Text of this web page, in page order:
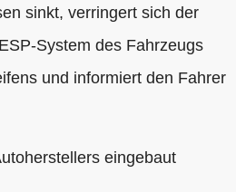
sinkt, verringert sich der
System des Fahrzeugs
und informiert den Fahrer
eingebaut